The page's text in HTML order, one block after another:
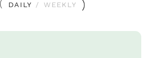
DAILY / WEEKLY